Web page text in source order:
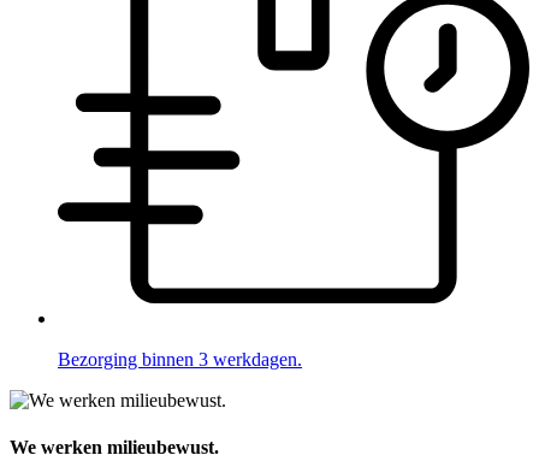
Bezorging binnen 3 werkdagen.
We werken milieubewust.